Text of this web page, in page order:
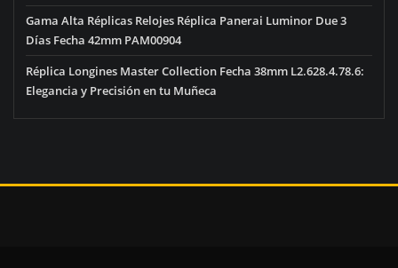
Gama Alta Réplicas Relojes Réplica Panerai Luminor Due 3
Días Fecha 42mm PAM00904
Réplica Longines Master Collection Fecha 38mm L2.628.4.78.6:
Elegancia y Precisión en tu Muñeca